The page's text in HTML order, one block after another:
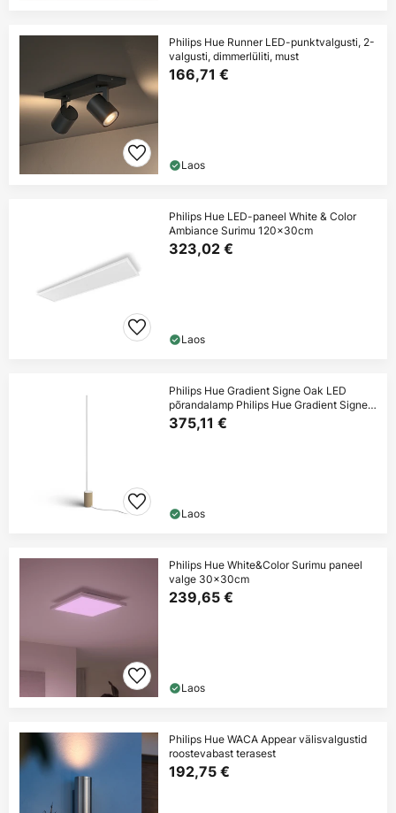
Philips Hue Runner LED-punktvalgusti, 2-
valgusti, dimmerlüliti, must
166,71 €
Laos
Philips Hue LED-paneel White & Color
Ambiance Surimu 120x30cm
323,02 €
Laos
Philips Hue Gradient Signe Oak LED
põrandalamp Philips Hue Gradient Signe
Oak
375,11 €
Laos
Philips Hue White&Color Surimu paneel
valge 30x30cm
239,65 €
Laos
Philips Hue WACA Appear välisvalgustid
roostevabast terasest
192,75 €